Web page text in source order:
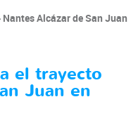
Nantes Alcázar de San Juan
el trayecto
Juan en